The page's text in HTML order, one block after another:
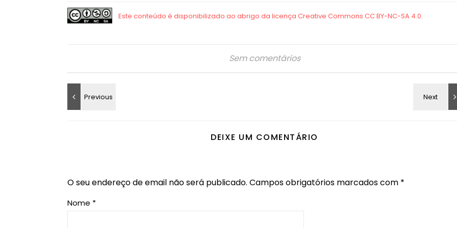
Sem comentários
DEIXE UM COMENTÁRIO
O seu endereço de email não será publicado. Campos obrigatórios marcados com *
Nome *